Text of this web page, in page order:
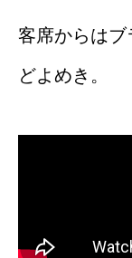
客席からはブ
どよめき。